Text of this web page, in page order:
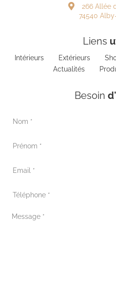
266 Allée
74540
Liens
Intérieurs Extérieurs
Actualités
Besoin